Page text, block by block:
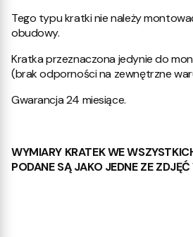
Tego typu kratki nie należy
obudowy.
Kratka przeznaczona jedynie do
(brak odporności na zewnętrzne
Gwarancja 24 miesiące.
WYMIARY KRATEK WE
PODANE SĄ JAKO JEDNE ZE